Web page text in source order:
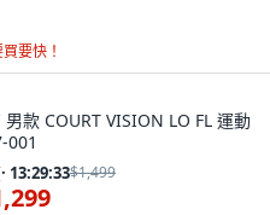
要快！
款 COURT VISION LO FL 運動
001
· 13:29:32$1,499